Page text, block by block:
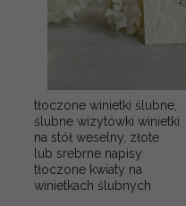
tłoczone winietki ślubne,
ślubne wizytówki winietki
na stół weselny, złote
lub srebrne napisy
tłoczone kwiaty na
winietkach ślubnych